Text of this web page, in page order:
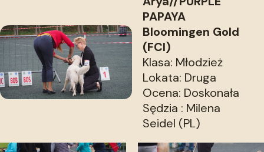
PAPAYA
Bloomingen Gold
(FCI)
Klasa: Młodzież
Lokata: Druga
Ocena: Doskonała
Sędzia : Milena
Seidel (PL)